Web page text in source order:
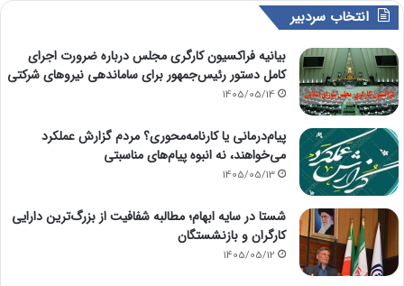
انتخاب سردبیر
بیانیه فراکسیون کارگری مجلس درباره ضرورت اجرای
کامل دستور رئیس‌جمهور برای ساماندهی نیروهای شرکتی
1405/05/14
پیام‌درمانی یا کارنامه‌محوری؟ مردم گزارش عملکرد
می‌خواهند، نه انبوه پیام‌های مناسبتی
1405/05/13
شستا در سایه ابهام؛ مطالبه شفافیت از بزرگ‌ترین دارایی
کارگران و بازنشستگان
1405/05/12